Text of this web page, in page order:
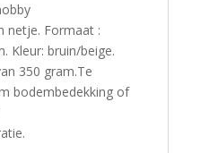
netje. Formaat :
Kleur: bruin/beige.
350 gram.Te
bodembedekking of